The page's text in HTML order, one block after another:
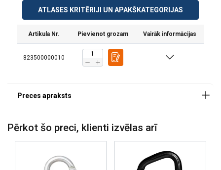
ATLASES KRITĒRIJI UN APAKŠKATEGORIJAS
Artikula Nr. Pievienot grozam Vairāk informācijas
823500000010
Darba temperatūra :
Standarts:
"Darbs augstumā"
Pērkot šo preci, klienti izvēlas arī